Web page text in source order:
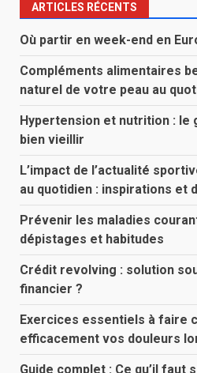
ARTICLES RÉCENTS
Où partir en week-end en
Compléments alimentaires
naturel de votre peau au
Hypertension et nutrition : le
bien vieillir
L’impact de l’actualité
au quotidien : inspirations et
Prévenir les maladies
dépistages et habitudes
Crédit revolving : solution
financier ?
Exercices essentiels à faire
efficacement vos douleurs
Guide complet : Ce qu’il faut